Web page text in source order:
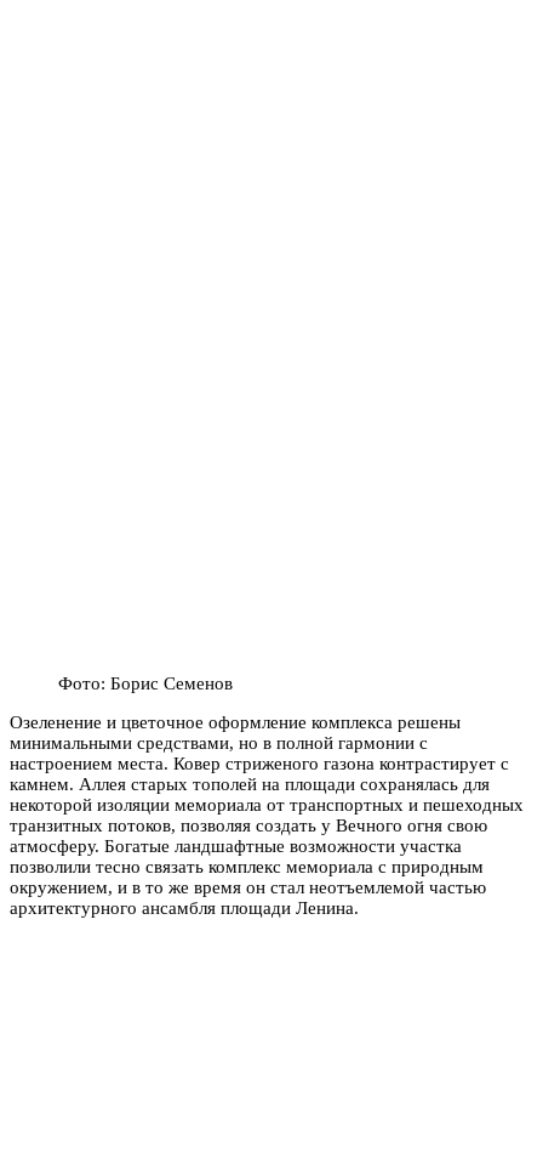
Фото: Борис Семенов
Озеленение и цветочное оформление комплекса решены
минимальными средствами, но в полной гармонии с
настроением места. Ковер стриженого газона контрастирует с
камнем. Аллея старых тополей на площади сохранялась для
некоторой изоляции мемориала от транспортных и пешеходных
транзитных потоков, позволяя создать у Вечного огня свою
атмосферу. Богатые ландшафтные возможности участка
позволили тесно связать комплекс мемориала с природным
окружением, и в то же время он стал неотъемлемой частью
архитектурного ансамбля площади Ленина.